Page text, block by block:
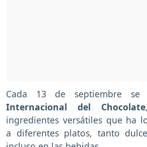
Cada 13 de septiembre
Internacional del Chocolate
ingredientes versátiles que ha
a diferentes platos, tanto